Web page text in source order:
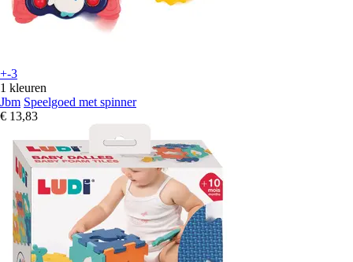
+-3
1 kleuren
Jbm Speelgoed met spinner
€ 13,83